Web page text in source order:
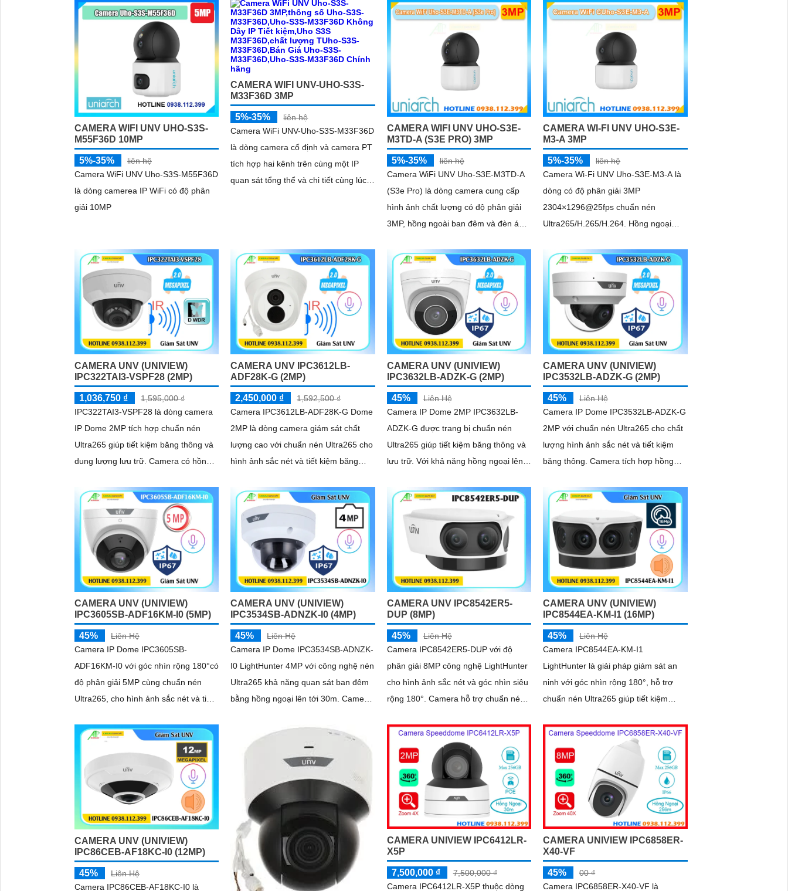
Ngoại 30m
nhớ MicroSD tối đa 128GB
CAMERA WIFI UNV UHO-S3S-
M55F36D 10MP
5%-35%
liên hệ
Camera WiFi UNV Uho-S3S-M55F36D
là dòng camerea IP WiFi có độ phân
giải 10MP
CAMERA WIFI UNV-UHO-S3S-
M33F36D 3MP
5%-35%
liên hệ
Camera WiFi UNV-Uho-S3S-M33F36D
là dòng camera cố định và camera PT
tích hợp hai kênh trên cùng một IP
quan sát tổng thể và chi tiết cùng lúc.
CAMERA WIFI UNV UHO-S3E-
M3TD-A (S3E PRO) 3MP
5%-35%
liên hệ
Camera WiFi UNV Uho-S3E-M3TD-A
(S3e Pro) là dòng camera cung cấp
hình ảnh chất lượng có độ phân giải
3MP, hồng ngoài ban đêm và đèn ánh
CAMERA WI-FI UNV UHO-S3E-
M3-A 3MP
5%-35%
liên hệ
Camera Wi-Fi UNV Uho-S3E-M3-A là
dòng có độ phân giải 3MP
2304×1296@25fps chuẩn nén
Ultra265/H.265/H.264. Hồng ngoại
mic và loa trong phạm vi 3m
CAMERA UNV (UNIVIEW)
IPC322TAI3-VSPF28 (2MP)
1,036,750 ₫
1,595,000 ₫
IPC322TAI3-VSPF28 là dòng camera
IP Dome 2MP tích hợp chuẩn nén
Ultra265 giúp tiết kiệm băng thông và
dung lượng lưu trữ. Camera có hồng
xa 30m, đạt chuẩn chống nước, bụi
IP67 và chống va đập IK10, đảm bảo
hoạt động bền bỉ trong mọi điều kiện,
hỗ trợ PoE giúp lắp đặt dễ dàng và tiết
kiệm chi phí
CAMERA UNV IPC3612LB-
ADF28K-G (2MP)
2,450,000 ₫
1,592,500 ₫
Camera IPC3612LB-ADF28K-G Dome
2MP là dòng camera giám sát chất
lượng cao với chuẩn nén Ultra265 cho
hình ảnh sắc nét và tiết kiệm băng
ngoại 30m khe cắm thẻ nhớ hỗ trợ tối
đa 128GB, tích hợp micro, hỗ trợ POE
và đạt chuẩn chống nước, chống bụi
IP67, phù hợp cho mọi điều kiện lắp
CAMERA UNV (UNIVIEW)
IPC3632LB-ADZK-G (2MP)
45%
Liên Hệ
Camera IP Dome 2MP IPC3632LB-
ADZK-G được trang bị chuẩn nén
Ultra265 giúp tiết kiệm băng thông và
lưu trữ. Với khả năng hồng ngoại lên
cân bằng ánh sáng trắng, camera cho
chất lượng hình ảnh sắc nét dù trong
điều kiện ánh sáng yếu
CAMERA UNV (UNIVIEW)
IPC3532LB-ADZK-G (2MP)
45%
Liên Hệ
Camera IP Dome IPC3532LB-ADZK-G
2MP với chuẩn nén Ultra265 cho chất
lượng hình ảnh sắc nét và tiết kiệm
băng thông. Camera tích hợp hồng
sáng thực WDR 120dB, khe cắm thẻ
nhớ lên tới 128GB, chuẩn chống
nước, bụi IP67 và chống va đập IK10
CAMERA UNV (UNIVIEW)
IPC3605SB-ADF16KM-I0 (5MP)
45%
Liên Hệ
Camera IP Dome IPC3605SB-
ADF16KM-I0 với góc nhìn rộng 180°có
độ phân giải 5MP cùng chuẩn nén
Ultra265, cho hình ảnh sắc nét và tiết
hồng ngoại tầm xa 20m khe cắm thẻ
nhớ tối đa 256GB, micro ghi âm và đạt
chuẩn chống nước, bụi IP67, phù hợp
sử dụng trong nhà và những nơi ẩm
CAMERA UNV (UNIVIEW)
IPC3534SB-ADNZK-I0 (4MP)
45%
Liên Hệ
Camera IP Dome IPC3534SB-ADNZK-
I0 LightHunter 4MP với công nghệ nén
Ultra265 khả năng quan sát ban đêm
bằng hồng ngoại lên tới 30m. Camera
và bụi IP67, chống va đập IK10, hỗ trợ
thẻ nhớ tối đa 256GB và PoE, phù hợp
cho các giải pháp an ninh hiệu quả
CAMERA UNV IPC8542ER5-
DUP (8MP)
45%
Liên Hệ
Camera IPC8542ER5-DUP với độ
phân giải 8MP công nghệ LightHunter
cho hình ảnh sắc nét và góc nhìn siêu
rộng 180°. Camera hỗ trợ chuẩn nén
thẻ nhớ lên tới 256GB, chuẩn chống
nước bụi IP67 và tính năng đàm thoại
hai chiều tiện lợi đây là giải pháp lý
tưởng cho an ninh trong nhà và ngoài
trời
CAMERA UNV (UNIVIEW)
IPC8544EA-KM-I1 (16MP)
45%
Liên Hệ
Camera IPC8544EA-KM-I1
LightHunter là giải pháp giám sát an
ninh với góc nhìn rộng 180°, hỗ trợ
chuẩn nén Ultra265 giúp tiết kiệm
ngoại 50m, khe cắm thẻ nhớ lên tới
256GB, đạt chuẩn chống nước và bụi
IP67, cùng tính năng đàm thoại 2
chiều tiện lợi hỗ trợ công nghệ PoE
camera dễ dàng lắp đặt và sử dụng
hiệu quả
CAMERA UNV (UNIVIEW)
IPC86CEB-AF18KC-I0 (12MP)
45%
Liên Hệ
Camera IPC86CEB-AF18KC-I0 là
CAMERA UNIVIEW IPC6412LR-
X5P
7,500,000 ₫
7,500,000 ₫
Camera IPC6412LR-X5P thuộc dòng
CAMERA UNIVIEW IPC6858ER-
X40-VF
45%
00 ₫
Camera IPC6858ER-X40-VF là